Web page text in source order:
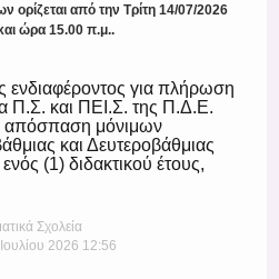
ορίζεται από την Τρίτη 14/07/2026
ώρα 15.00 π.μ..
για πλήρωση
Π.Σ. και ΠΕΙ.Σ. της Π.Δ.Ε.
απόσπαση μόνιμων
και Δευτεροβάθμιας
(1) διδακτικού έτους,
Σχολεία
2026 12:56